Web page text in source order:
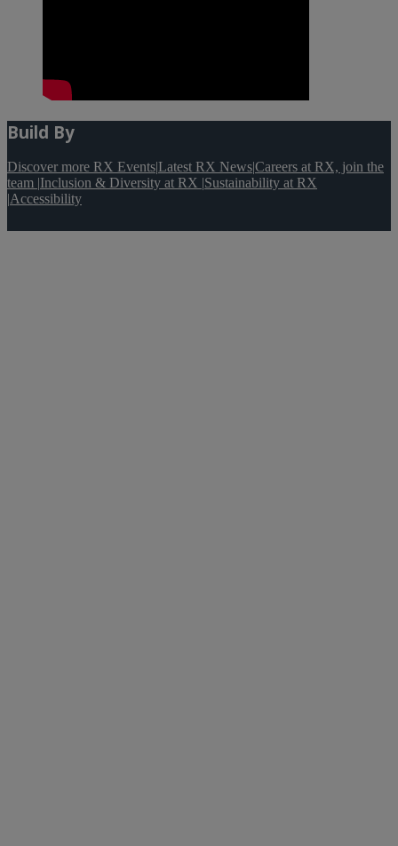
Build By
Discover more RX Events|Latest RX News|Careers at RX, join the
team |Inclusion & Diversity at RX |Sustainability at RX
|Accessibility